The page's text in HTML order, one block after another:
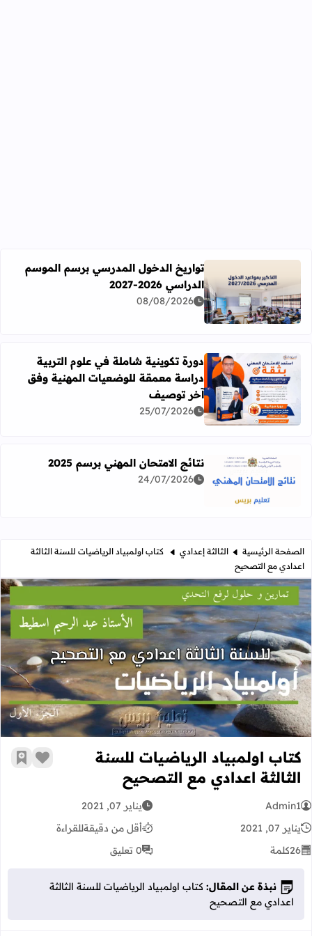
اقرأ المزيد عن تواريخ الدخول المدرسي برسم الموسم الدراسي 2026-
تواريخ الدخول المدرسي برسم الموسم
الدراسي 2026-2027
08/08/2026
اقرأ المزيد عن دورة تكوينية شاملة في علوم التربية
دورة تكوينية شاملة في علوم التربية
دراسة معمقة للوضعيات المهنية وفق
آخر توصيف
25/07/2026
اقرأ المزيد عن نتائج الامتحان المهني برسم 2025
نتائج الامتحان المهني برسم 2025
24/07/2026
الصفحة الرئيسية الثالثة إعدادي
كتاب اولمبياد الرياضيات للسنة الثالثة
اعدادي مع التصحيح
كتاب اولمبياد الرياضيات للسنة
كتاب اولمبياد الرياضيات للسنة
الثالثة اعدادي مع التصحيح
زر أضف
Admin1
يناير 07, 2021
يناير 07, 2021
أقل من دقيقةللقراءة
26كلمة 0 تعليق
نبذة عن المقال: كتاب اولمبياد الرياضيات للسنة الثالثة
اعدادي مع التصحيح